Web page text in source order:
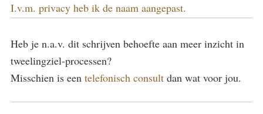
I.v.m. privacy heb ik de naam aangepast.
Heb je n.a.v. dit schrijven behoefte aan meer inzicht in
tweelingziel-processen?
Misschien is een telefonisch consult dan wat voor jou.